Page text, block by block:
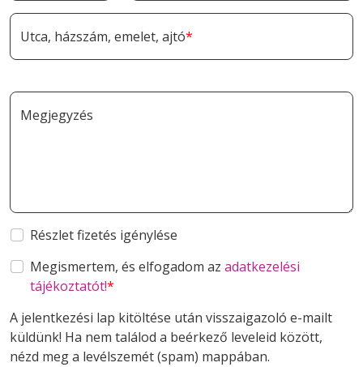
Utca, házszám, emelet, ajtó
Megjegyzés
Részlet fizetés igénylése
Megismertem, és elfogadom az adatkezelési
tájékoztatót!
A jelentkezési lap kitöltése után visszaigazoló e-mailt
küldünk! Ha nem találod a beérkező leveleid között,
nézd meg a levélszemét (spam) mappában.